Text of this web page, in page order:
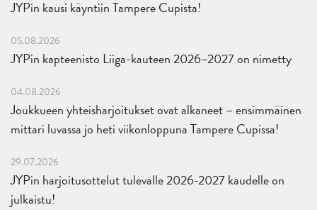
JYPin kausi käyntiin Tampere Cupista!
05.08.2026
JYPin kapteenisto Liiga-kauteen 2026–2027 on nimetty
04.08.2026
Joukkueen yhteisharjoitukset ovat alkaneet – ensimmäinen
mittari luvassa jo heti viikonloppuna Tampere Cupissa!
29.07.2026
JYPin harjoitusottelut tulevalle 2026-2027 kaudelle on
julkaistu!